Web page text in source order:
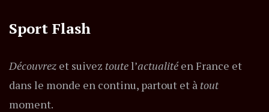
Sport Flash
Découvrez et suivez toutel’actualitéen France et
dans le monde en continu, partout et à tout
moment.